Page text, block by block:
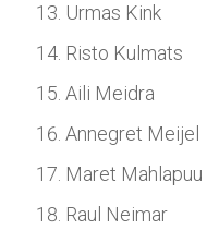
Urmas Kink
Risto Kulmats
Aili Meidra
Annegret Meijel
Maret Mahlapuu
Raul Neimar